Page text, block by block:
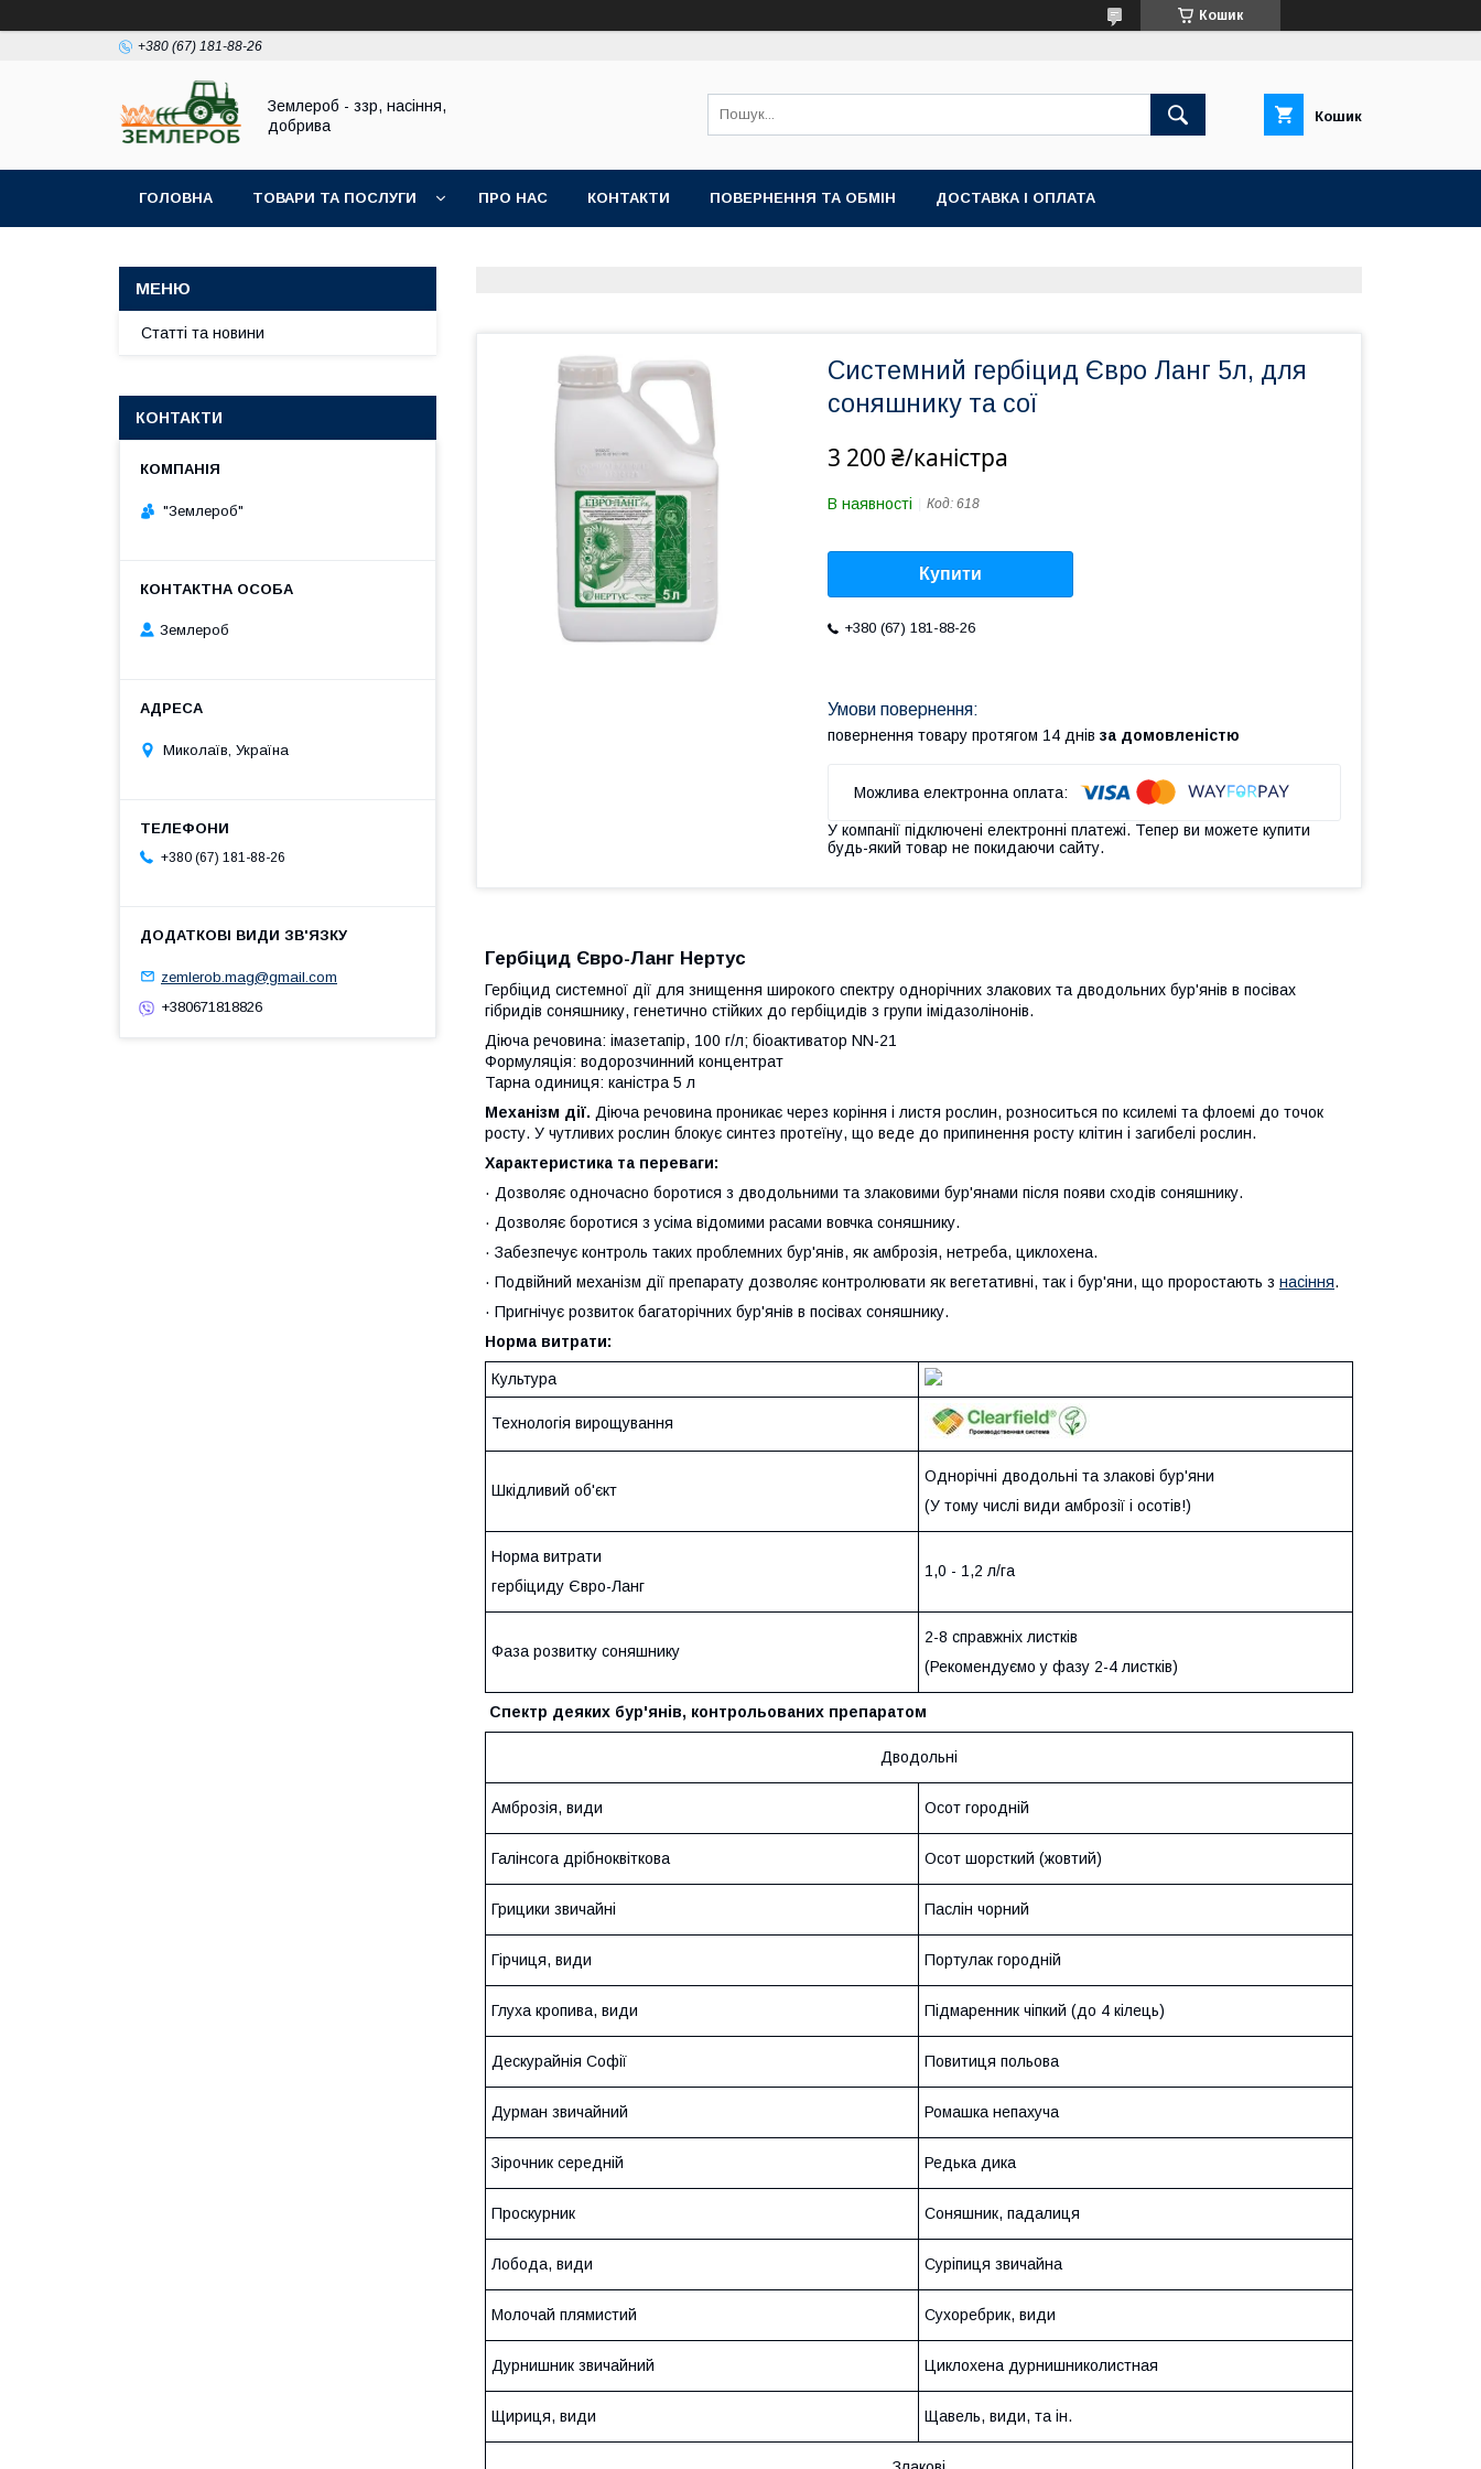
Кошик
+380 (67) 181-88-26
Землероб - ззр, насіння,
добрива
Кошик
ГОЛОВНА ТОВАРИ ТА ПОСЛУГИ ПРО НАС КОНТАКТИ ПОВЕРНЕННЯ ТА ОБМІН ДОСТАВКА І ОПЛАТА
Системний гербіцид Євро Ланг 5л, для
соняшнику та сої
3 200 ₴/каністра
В наявності Код: 618
Купити
+380 (67) 181-88-26
повернення товару протягом 14 днів за домовленістю
У компанії підключені електронні платежі. Тепер ви можете купити
будь-який товар не покидаючи сайту.
Гербіцид Євро-Ланг Нертус
Гербіцид системної дії для знищення широкого спектру однорічних злакових та дводольних бур'янів в посівах
гібридів соняшнику, генетично стійких до гербіцидів з групи імідазолінонів.
Діюча речовина: імазетапір, 100 г/л; біоактиватор NN-21
Формуляція: водорозчинний концентрат
Тарна одиниця: каністра 5 л
Механізм дії. Діюча речовина проникає через коріння і листя рослин, розноситься по ксилемі та флоемі до точок
росту. У чутливих рослин блокує синтез протеїну, що веде до припинення росту клітин і загибелі рослин.
Характеристика та переваги:
· Дозволяє одночасно боротися з дводольними та злаковими бур'янами після появи сходів соняшнику.
· Дозволяє боротися з усіма відомими расами вовчка соняшнику.
· Забезпечує контроль таких проблемних бур'янів, як амброзія, нетреба, циклохена.
· Подвійний механізм дії препарату дозволяє контролювати як вегетативні, так і бур'яни, що проростають з насіння.
· Пригнічує розвиток багаторічних бур'янів в посівах соняшнику.
Норма витрати:
Культура
Технологія вирощування
Шкідливий об'єкт
Однорічні дводольні та злакові бур'яни
(У тому числі види амброзії і осотів!)
Норма витрати
гербіциду Євро-Ланг
1,0 - 1,2 л/га
Фаза розвитку соняшнику
2-8 справжніх листків
(Рекомендуємо у фазу 2-4 листків)
Спектр деяких бур'янів, контрольованих препаратом
Дводольні
Амброзія, види Осот городній
Галінсога дрібноквіткова Осот шорсткий (жовтий)
Грицики звичайні Паслін чорний
Гірчиця, види Портулак городній
Глуха кропива, види Підмаренник чіпкий (до 4 кілець)
Дескурайнія Софії Повитиця польова
Дурман звичайний Ромашка непахуча
Зірочник середній Редька дика
Проскурник Соняшник, падалиця
Лобода, види Суріпиця звичайна
Молочай плямистий Сухоребрик, види
Дурнишник звичайний Циклохена дурнишниколистная
Щириця, види Щавель, види, та ін.
Статті та новини
КОНТАКТИ
"Землероб"
Землероб
Миколаїв, Україна
+380 (67) 181-88-26
zemlerob.mag@gmail.com
+380671818826